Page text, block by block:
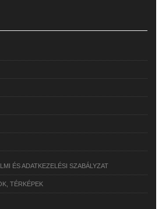
ÉS ADATKEZELÉSI SZABÁLYZAT
TÉRKÉPEK